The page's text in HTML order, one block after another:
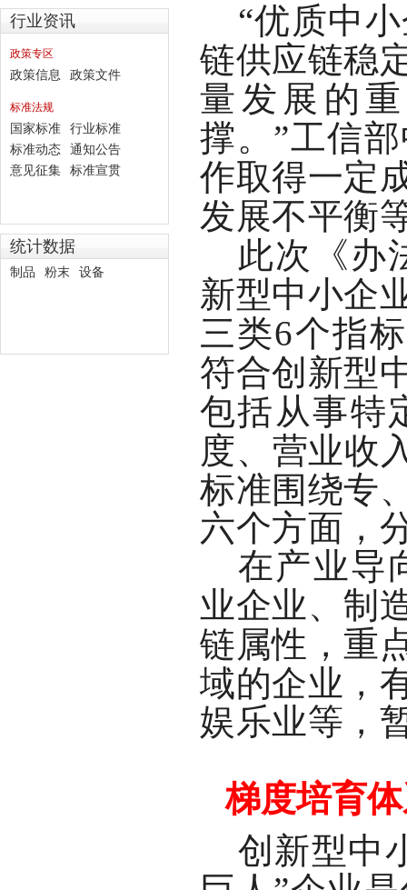
行业资讯
政策专区
政策信息 政策文件
标准法规
国家标准
行业标准
标准动态
通知公告
意见征集
标准宣贯
统计数据
制品 粉末 设备
“优质中
链供应链稳
量发展的
撑。”工信
作取得一定
发展不平衡
此次《办
新型中小企
三类6个指
符合创新型
包括从事特
度、营业收
标准围绕专
六个方面，
在产业导
业企业、制
链属性，重
域的企业，
娱乐业等，
梯度培育
创新型中